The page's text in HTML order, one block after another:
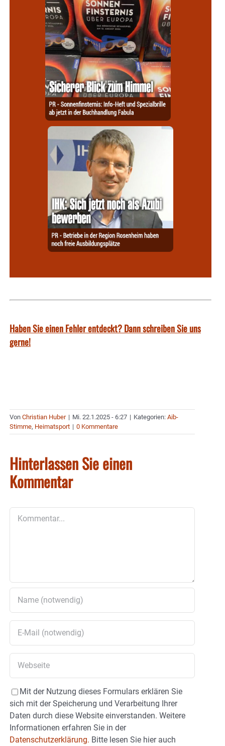
Haben Sie einen Fehler entdeckt? Dann schreiben Sie uns
gerne!
Von Christian Huber | Mi. 22.1.2025 - 6:27 | Kategorien: Aib-
Stimme, Heimatsport | 0 Kommentare
Hinterlassen Sie einen
Kommentar
Mit der Nutzung dieses Formulars erklären Sie
sich mit der Speicherung und Verarbeitung Ihrer
Daten durch diese Website einverstanden. Weitere
Informationen erfahren Sie in der
Datenschutzerklärung. Bitte lesen Sie hier auch